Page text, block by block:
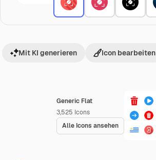
Generic Flat
3,525 Icons
Alle Icons ansehen
Mit KI generieren Icon bearbeiten